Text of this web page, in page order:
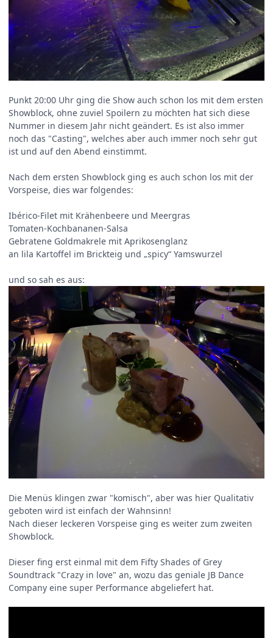
Punkt 20:00 Uhr ging die Show auch schon los mit dem ersten
Showblock, ohne zuviel Spoilern zu möchten hat sich diese
Nummer in diesem Jahr nicht geändert. Es ist also immer
noch das "Casting", welches aber auch immer noch sehr gut
ist und auf den Abend einstimmt.
Nach dem ersten Showblock ging es auch schon los mit der
Vorspeise, dies war folgendes:
Ibérico-Filet mit Krähenbeere und Meergras
Tomaten-Kochbananen-Salsa
Gebratene Goldmakrele mit Aprikosenglanz
an lila Kartoffel im Brickteig und „spicy“ Yamswurzel
und so sah es aus:
Die Menüs klingen zwar "komisch", aber was hier Qualitativ
geboten wird ist einfach der Wahnsinn!
Nach dieser leckeren Vorspeise ging es weiter zum zweiten
Showblock.
Dieser fing erst einmal mit dem Fifty Shades of Grey
Soundtrack "Crazy in love" an, wozu das geniale JB Dance
Company eine super Performance abgeliefert hat.